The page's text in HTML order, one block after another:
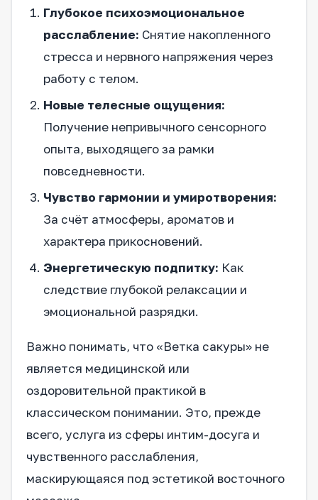
Глубокое психоэмоциональное
расслабление: Снятие накопленного
стресса и нервного напряжения через
работу с телом.
Новые телесные ощущения:
Получение непривычного сенсорного
опыта, выходящего за рамки
повседневности.
Чувство гармонии и умиротворения:
За счёт атмосферы, ароматов и
характера прикосновений.
Энергетическую подпитку: Как
следствие глубокой релаксации и
эмоциональной разрядки.
Важно понимать, что «Ветка сакуры» не
является медицинской или
оздоровительной практикой в
классическом понимании. Это, прежде
всего, услуга из сферы интим-досуга и
чувственного расслабления,
маскирующаяся под эстетикой восточного